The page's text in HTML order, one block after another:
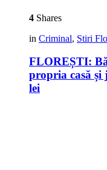
4 Shares
in Criminal, Stiri
FLOREȘTI:
propria casă și
lei